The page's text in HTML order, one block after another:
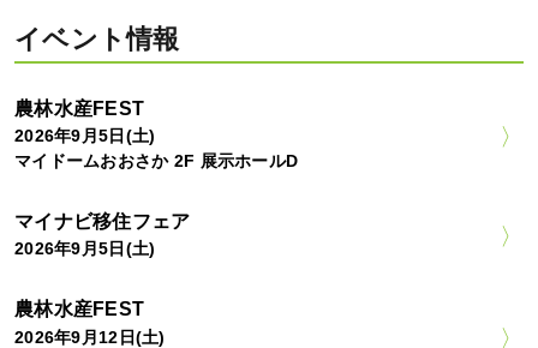
イベント情報
農林水産FEST
2026年9月5日(土)
マイドームおおさか 2F 展示ホールD
マイナビ移住フェア
2026年9月5日(土)
農林水産FEST
2026年9月12日(土)